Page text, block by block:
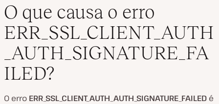
O que causa o erro
ERR_SSL_CLIENT_AUTH
_AUTH_SIGNATURE_FA
ILED?
O erro ERR_SSL_CLIENT_AUTH_AUTH_SIGNATURE_FAILED é